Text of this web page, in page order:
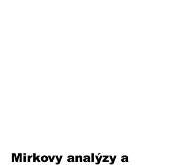
Mirkovy analýzy a